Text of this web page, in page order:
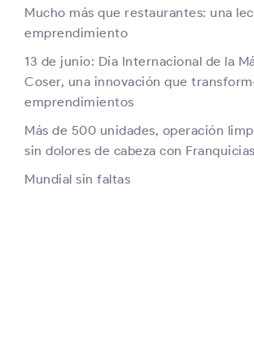
Mucho más que restaurantes: una
emprendimiento
13 de junio: Día Internacional de la
Coser, una innovación que
emprendimientos
Más de 500 unidades, operación
sin dolores de cabeza con
Mundial sin faltas